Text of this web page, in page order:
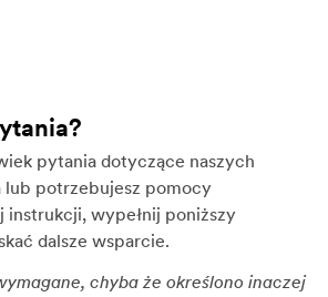
pytania dotyczące naszych
lub potrzebujesz pomocy
instrukcji, wypełnij poniższy
dalsze wsparcie.
chyba że określono inaczej